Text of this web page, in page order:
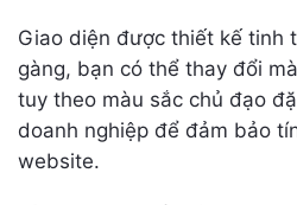
Giao diện được thiết kế tinh
gàng, bạn có thể thay đổi
tuy theo màu sắc chủ đạo
doanh nghiệp để đảm bảo
website.